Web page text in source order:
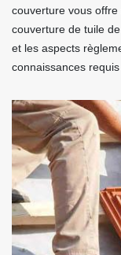
couverture vous
couverture de tuile
et les aspects
connaissances